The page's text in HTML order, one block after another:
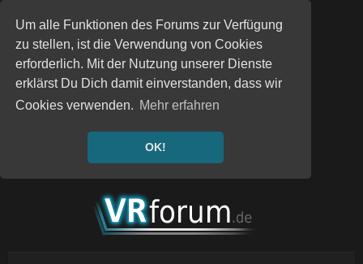
Um alle Funktionen des Forums zur Verfügung
zu stellen, ist die Verwendung von Cookies
erforderlich. Mit der Nutzung unserer Dienste
erklärst Du Dich damit einverstanden, dass wir
Cookies verwenden. Mehr erfahren
OK!